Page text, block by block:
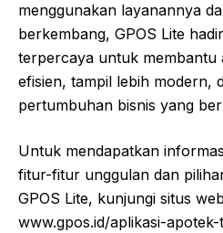
menggunakan layanannya
berkembang, GPOS Lite
terpercaya untuk membantu
efisien, tampil lebih modern,
pertumbuhan bisnis yang
Untuk mendapatkan
fitur-fitur unggulan dan
GPOS Lite, kunjungi situs
www.gpos.id/aplikasi-apotek-